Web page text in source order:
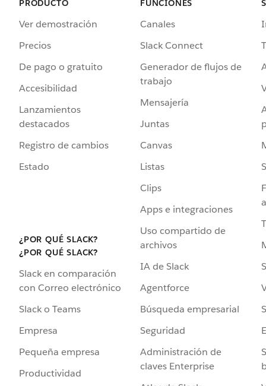
PRODUCTO
Ver demostración
Precios
De pago o gratuito
Accesibilidad
Lanzamientos
destacados
Registro de cambios
Estado
¿POR QUÉ SLACK?
¿POR QUÉ SLACK?
Slack en comparación
con Correo electrónico
Slack o Teams
Empresa
Pequeña empresa
Productividad
FUNCIONES
Canales
Slack Connect
Generador de flujos de
trabajo
Mensajería
Juntas
Canvas
Listas
Clips
Apps e integraciones
Uso compartido de
archivos
IA de Slack
Agentforce
Búsqueda empresarial
Seguridad
Administración de
claves Enterprise